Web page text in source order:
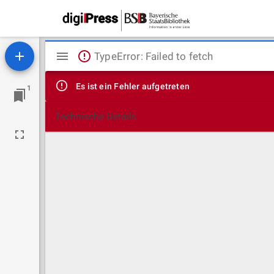
1
Mirador
Viewer
TypeError: Failed to fetch
Es ist ein Fehler aufgetreten
Technische Details